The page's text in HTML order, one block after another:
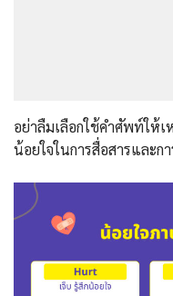
อย่าลืมเลือกใช้คำศัพท์ให้
น้อยใจในการสื่อสารและก